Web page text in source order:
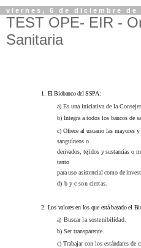
viernes, 6 de diciembre de
TEST OPE- EIR -
Sanitaria
1. El Biobanco del SSPA:
a) Es una iniciativa de la
b) Integra a todos los bancos de
c) Ofrece al usuario las mayores
sanguíneos o
derivados, tejidos y sustancias o
tanto
para uso asistencial como de
d) b y c son ciertas.
2. Los valores en los que está basado el
a) Buscar la sostenibilidad.
b) Ser transparente.
c) Trabajar con los estándares de